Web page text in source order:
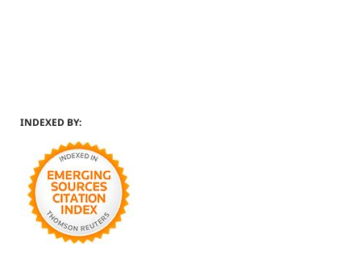
INDEXED BY: